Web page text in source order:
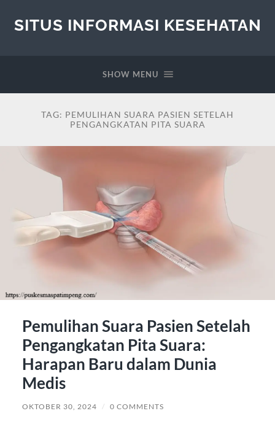
SITUS INFORMASI KESEHATAN
SHOW MENU
TAG: PEMULIHAN SUARA PASIEN SETELAH
PENGANGKATAN PITA SUARA
Pemulihan Suara Pasien Setelah
Pengangkatan Pita Suara:
Harapan Baru dalam Dunia
Medis
OKTOBER 30, 2024 / 0 COMMENTS